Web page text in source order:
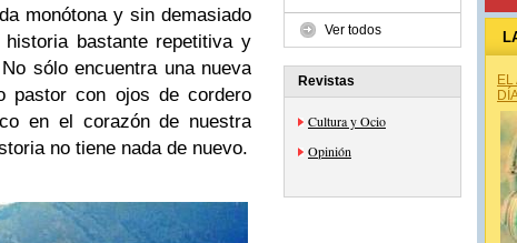
monótona y sin demasiado
bastante repetitiva y
sólo encuentra una nueva
pastor con ojos de cordero
en el corazón de nuestra
no tiene nada de nuevo.
Ver todos
Revistas
Cultura y Ocio
Opinión